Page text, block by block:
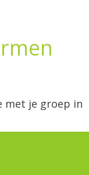
met je groep in